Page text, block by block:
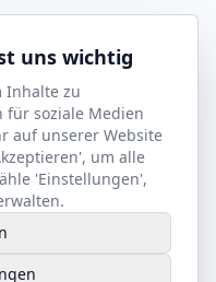
uns wichtig
Inhalte zu
für soziale Medien
auf unserer Website
um alle
'Einstellungen',
Hilfe benötigt?